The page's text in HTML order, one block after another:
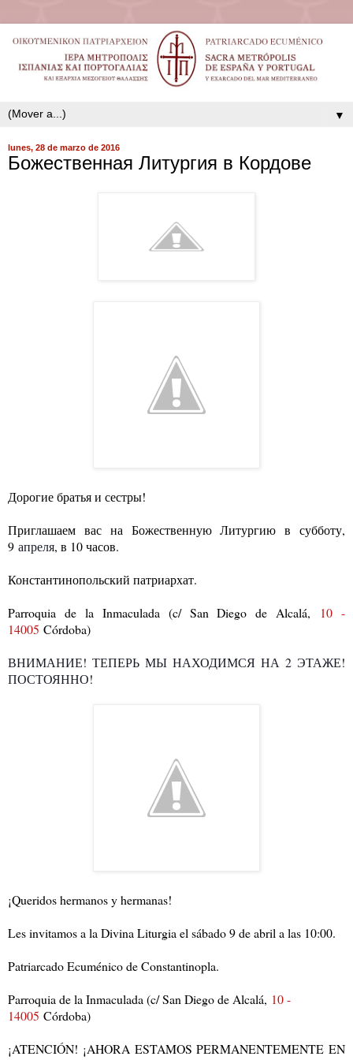
▼
lunes, 28 de marzo de 2016
Божественная Литургия в Кордове
Дорогие братья и сестры!
Приглашаем вас на Божественную Литургию в субботу,
9 апреля, в 10 часов.
Константинопольский патриархат.
Parroquia de la Inmaculada (c/ San Diego de Alcalá, 10 -
14005 Córdoba)
ВНИМАНИЕ! ТЕПЕРЬ МЫ НАХОДИМСЯ НА 2 ЭТАЖЕ!
ПОСТОЯННО!
¡Queridos hermanos y hermanas!
Les invitamos a la Divina Liturgia el sábado 9 de abril a las 10:00.
Patriarcado Ecuménico de Constantinopla.
Parroquia de la Inmaculada (c/ San Diego de Alcalá, 10 -
14005 Córdoba)
¡ATENCIÓN! ¡AHORA ESTAMOS PERMANENTEMENTE EN